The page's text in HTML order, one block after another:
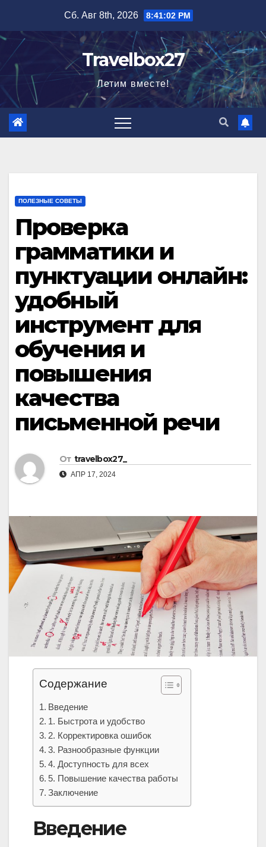
содержимому
Сб. Авг 8th, 2026 8:41:03 PM
Travelbox27
Летим вместе!
ПОЛЕЗНЫЕ СОВЕТЫ
Проверка
грамматики и
пунктуации онлайн:
удобный
инструмент для
обучения и
повышения
качества
письменной речи
От travelbox27_
АПР 17, 2024
Содержание
Введение
1. Быстрота и удобство
2. Корректировка ошибок
3. Разнообразные функции
4. Доступность для всех
5. Повышение качества работы
Заключение
Введение